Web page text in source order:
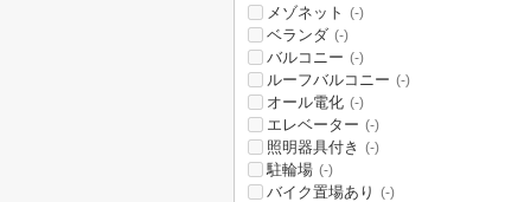
メゾネット (-)
ベランダ (-)
バルコニー (-)
ルーフバルコニー (-)
オール電化 (-)
エレベーター (-)
照明器具付き (-)
駐輪場 (-)
バイク置場あり (-)